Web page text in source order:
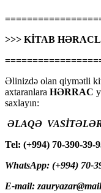
>>> KİTAB
Əlinizdə olan qiymətli
axtaranlara HƏRRAC
saxlayın:
ƏLAQƏ
Tel: (+994) 70-390-39-
WhatsApp: (+994) 70-
E-mail: